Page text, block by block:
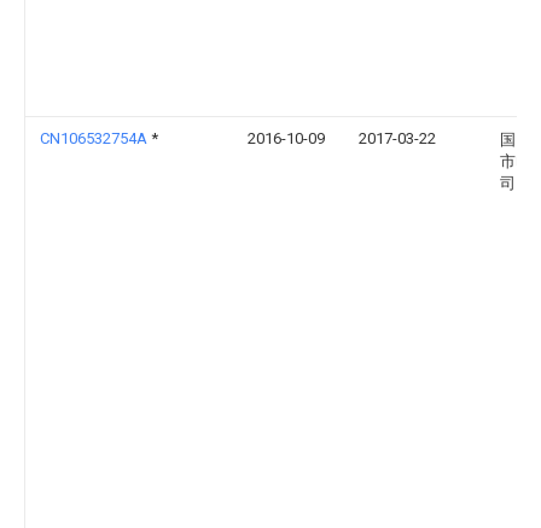
CN106532754A * 2016-10-09 2017-03-22
国网
市电
司